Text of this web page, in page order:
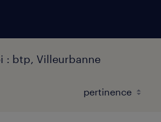
: btp, Villeurbanne